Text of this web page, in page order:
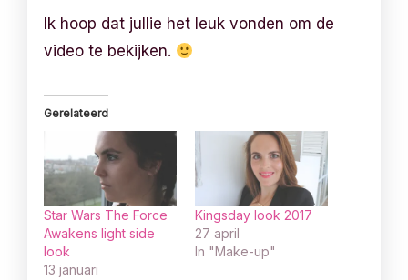
Ik hoop dat jullie het leuk vonden om de
video te bekijken.
Gerelateerd
Star Wars The Force
Awakens light side
look
13 januari
Kingsday look 2017
27 april
In "Make-up"